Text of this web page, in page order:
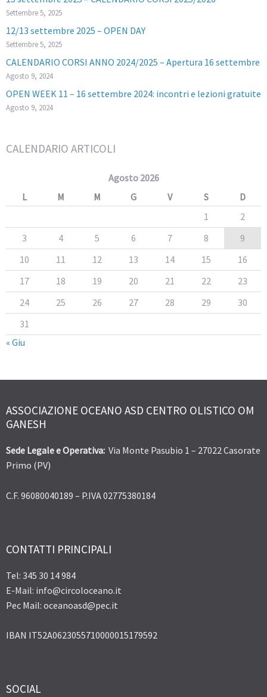
Settembre 5, 2025
12/13 settembre 2025 – OPEN DAY
Settembre 5, 2025
CALENDARIO CORSI ANNO 2024/2025 – Apertura 16 settembre
Agosto 9, 2024
OPEN WEEK 11 – 16 settembre 2024: incontri e lezioni gratuite
Agosto 9, 2024
CALENDARIO ARTICOLI
Agosto 2026
L
M M G V S
D
1
2
3
4 5 6 7 8
9
10
11 12 13 14 15
16
17
18 19 20 21 22
23
24
25 26 27 28 29
30
31
« Giu
ASSOCIAZIONE OCEANO ASD CENTRO OLISTICO OM
GANESH
Sede Legale e Operativa: Via Monte Pasubio 1 – 27022 Casorate
Primo (PV)
C.F. 96080040189 – P.IVA 02775380184
CONTATTI PRINCIPALI
Tel: 345 30 14 984
E-Mail: info@circoloceano.it
Pec Mail: oceanoasd@pec.it
IBAN IT52A0623055710000015179592
SOCIAL